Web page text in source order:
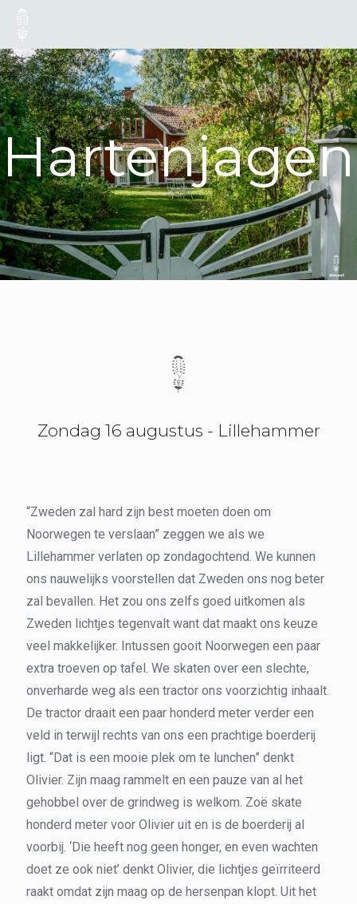
Hartenjagen
Zondag 16 augustus - Lillehammer
“Zweden zal hard zijn best moeten doen om
Noorwegen te verslaan” zeggen we als we
Lillehammer verlaten op zondagochtend. We kunnen
ons nauwelijks voorstellen dat Zweden ons nog beter
zal bevallen. Het zou ons zelfs goed uitkomen als
Zweden lichtjes tegenvalt want dat maakt ons keuze
veel makkelijker. Intussen gooit Noorwegen een paar
extra troeven op tafel. We skaten over een slechte,
onverharde weg als een tractor ons voorzichtig inhaalt.
De tractor draait een paar honderd meter verder een
veld in terwijl rechts van ons een prachtige boerderij
ligt. “Dat is een mooie plek om te lunchen” denkt
Olivier. Zijn maag rammelt en een pauze van al het
gehobbel over de grindweg is welkom. Zoë skate
honderd meter voor Olivier uit en is de boerderij al
voorbij. ‘Die heeft nog geen honger, en even wachten
doet ze ook niet’ denkt Olivier, die lichtjes geïrriteerd
raakt omdat zijn maag op de hersenpan klopt. Uit het